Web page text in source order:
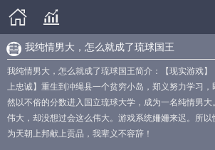
我纯情男大，怎么就成了琉球国王
我纯情男大，怎么就成了琉球国王简介：【现实游戏
上忠诚】重生到冲绳县一个贫穷小岛，郑义努力学习
然以不俗的分数进入国立琉球大学，成为一名纯情男
伟大，却没想过会这么伟大。游戏系统姍姍来迟。所以
为天朝上邦献上贡品，我辈义不容辞！